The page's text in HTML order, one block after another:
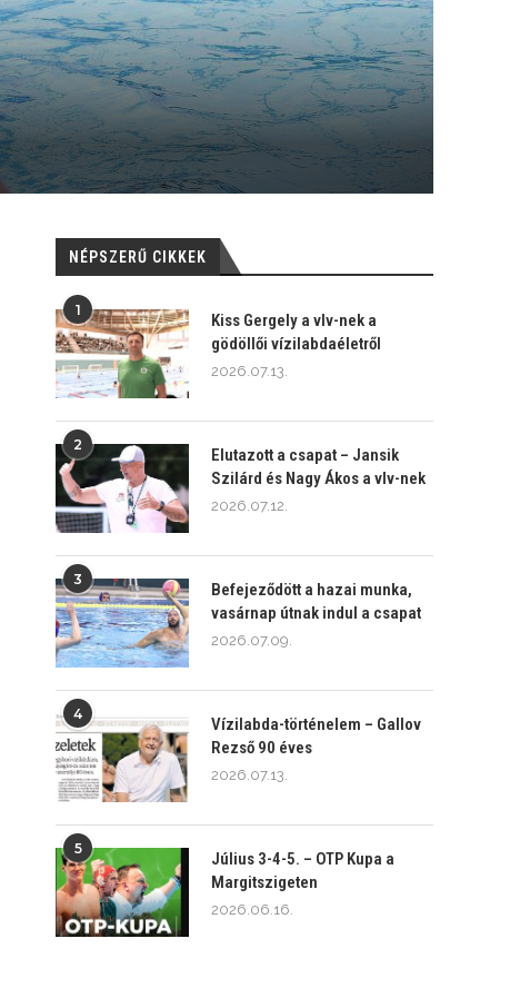
NÉPSZERŰ CIKKEK
1
Kiss Gergely a vlv-nek a
gödöllői vízilabdaéletről
2026.07.13.
2
Elutazott a csapat – Jansik
Szilárd és Nagy Ákos a vlv-nek
2026.07.12.
3
Befejeződött a hazai munka,
vasárnap útnak indul a csapat
2026.07.09.
4
Vízilabda-történelem – Gallov
Rezső 90 éves
2026.07.13.
5
Július 3-4-5. – OTP Kupa a
Margitszigeten
2026.06.16.